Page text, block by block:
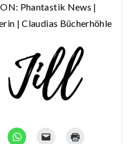
Phantastik News |
|Claudias Bücherhöhle